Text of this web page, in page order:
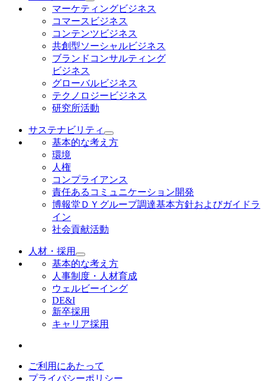
マーケティングビジネス
コマースビジネス
コンテンツビジネス
共創型ソーシャルビジネス
ブランドコンサルティング
ビジネス
グローバルビジネス
テクノロジービジネス
研究所活動
サステナビリティ
基本的な考え方
環境
人権
コンプライアンス
責任あるコミュニケーション開発
博報堂ＤＹグループ調達基本方針およびガイドラ
イン
社会貢献活動
人材・採用
基本的な考え方
人事制度・人材育成
ウェルビーイング
DE&I
新卒採用
キャリア採用
ご利用にあたって
プライバシーポリシー